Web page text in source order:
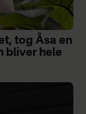
tog Åsa en
bliver hele